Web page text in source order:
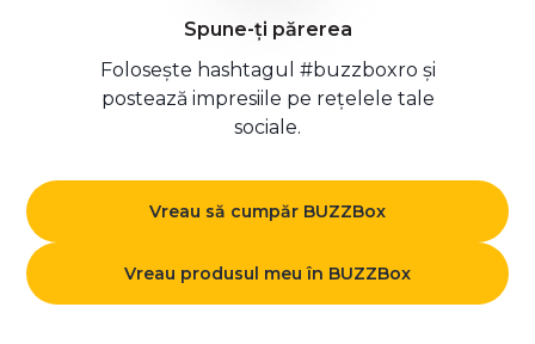
Spune-ți părerea
Folosește hashtagul #buzzboxro și
postează impresiile pe rețelele tale
sociale.
Vreau să cumpăr BUZZBox
Vreau produsul meu în BUZZBox